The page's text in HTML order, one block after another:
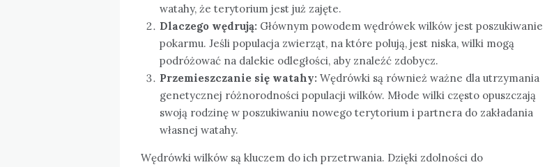
watahy, że terytorium jest już zajęte.
Dlaczego wędrują: Głównym powodem wędrówek wilków jest poszukiwanie
pokarmu. Jeśli populacja zwierząt, na które polują, jest niska, wilki mogą
podróżować na dalekie odległości, aby znaleźć zdobycz.
Przemieszczanie się watahy: Wędrówki są również ważne dla utrzymania
genetycznej różnorodności populacji wilków. Młode wilki często opuszczają
swoją rodzinę w poszukiwaniu nowego terytorium i partnera do zakładania
własnej watahy.
Wędrówki wilków są kluczem do ich przetrwania. Dzięki zdolności do